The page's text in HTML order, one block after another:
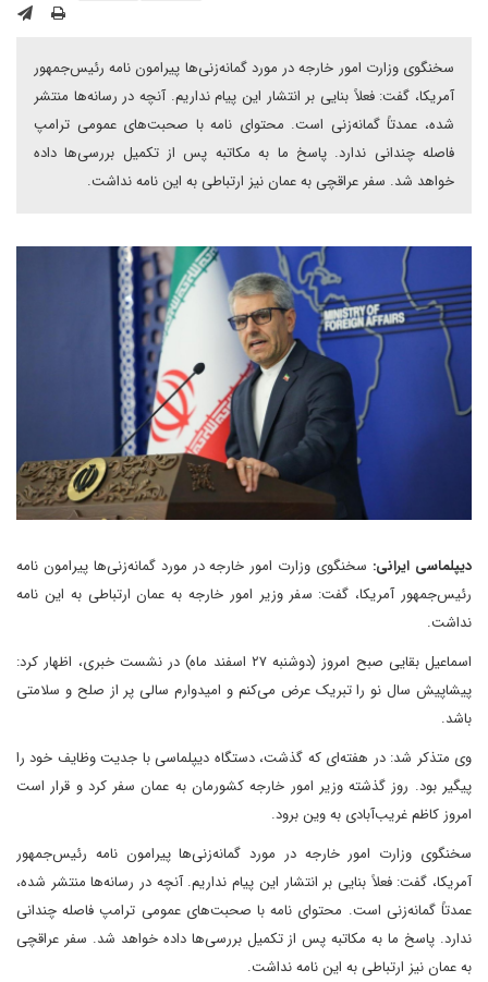
سخنگوی وزارت امور خارجه در مورد گمانه‌زنی‌ها پیرامون نامه رئیس‌جمهور
آمریکا، گفت: فعلاً بنایی بر انتشار این پیام نداریم. آنچه در رسانه‌ها منتشر
شده، عمدتاً گمانه‌زنی است. محتوای نامه با صحبت‌های عمومی ترامپ
فاصله چندانی ندارد. پاسخ ما به مکاتبه پس از تکمیل بررسی‌ها داده
خواهد شد. سفر عراقچی به عمان نیز ارتباطی به این نامه نداشت.
دیپلماسی ایرانی: سخنگوی وزارت امور خارجه در مورد گمانه‌زنی‌ها پیرامون نامه
رئیس‌جمهور آمریکا، گفت: سفر وزیر امور خارجه به عمان ارتباطی به این نامه
نداشت.
اسماعیل بقایی صبح امروز (دوشنبه ۲۷ اسفند ماه) در نشست خبری، اظهار کرد:
پیشاپیش سال نو را تبریک عرض می‌کنم و امیدوارم سالی پر از صلح و سلامتی
باشد.
وی متذکر شد: در هفته‌ای که گذشت، دستگاه دیپلماسی با جدیت وظایف خود را
پیگیر بود. روز گذشته وزیر امور خارجه کشورمان به عمان سفر کرد و قرار است
امروز کاظم غریب‌آبادی به وین برود.
سخنگوی وزارت امور خارجه در مورد گمانه‌زنی‌ها پیرامون نامه رئیس‌جمهور
آمریکا، گفت: فعلاً بنایی بر انتشار این پیام نداریم. آنچه در رسانه‌ها منتشر شده،
عمدتاً گمانه‌زنی است. محتوای نامه با صحبت‌های عمومی ترامپ فاصله چندانی
ندارد. پاسخ ما به مکاتبه پس از تکمیل بررسی‌ها داده خواهد شد. سفر عراقچی
به عمان نیز ارتباطی به این نامه نداشت.